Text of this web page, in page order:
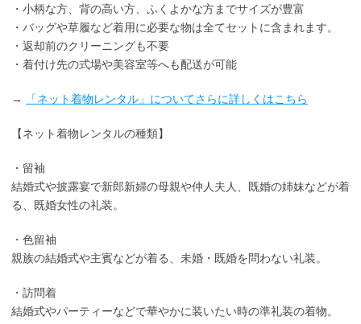
・小柄な方、背の高い方、ふくよかな方までサイズが豊富
・バッグや草履など着用に必要な物は全てセット に含まれます。
・返却前のクリーニングも不要
・着付け先の式場や美容室等へも配送が可能
→ 「ネット着物レンタル」についてさらに詳しくはこちら
【ネット着物レンタルの種類】
・留袖
結婚式や披露宴で新郎新婦の母親や仲人夫人、既婚の姉妹などが着
る、既婚女性の礼装。
・色留袖
親族の結婚式や主賓などが着る、未婚・既婚を問わない礼装。
・訪問着
結婚式やパーティーなどで華やかに装いたい時の準礼装の着物。